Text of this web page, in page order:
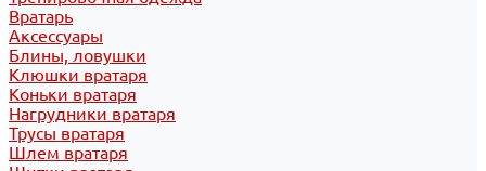
Вратарь
Аксессуары
Блины, ловушки
Клюшки вратаря
Коньки вратаря
Нагрудники вратаря
Трусы вратаря
Шлем вратаря